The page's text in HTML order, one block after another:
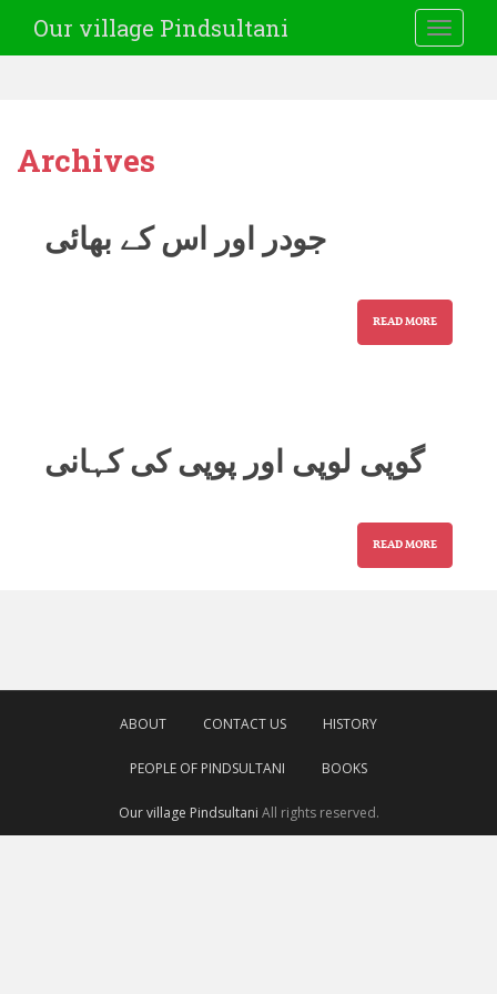
Our village Pindsultani
Archives
جودر اور اس کے بھائی
READ MORE
گوپی لوپی اور پوپی کی کہانی
READ MORE
ABOUT CONTACT US HISTORY
PEOPLE OF PINDSULTANI BOOKS
Our village Pindsultani All rights reserved.